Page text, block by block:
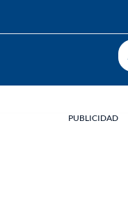
PUBLICIDAD